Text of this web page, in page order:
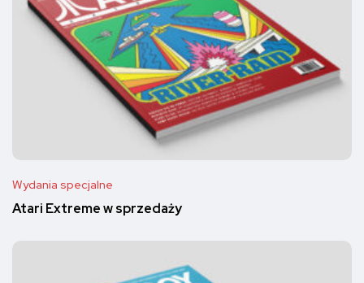
Wydania specjalne
Atari Extreme w sprzedaży